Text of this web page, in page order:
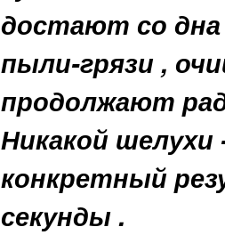
достают со дна
пыли-грязи ,
продолжают
Никакой
конкретный
секунды .